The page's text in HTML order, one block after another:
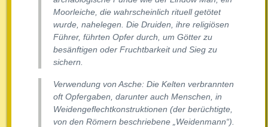
Moorleiche, die wahrscheinlich rituell getötet
wurde, nahelegen. Die Druiden, ihre religiösen
Führer, führten Opfer durch, um Götter zu
besänftigen oder Fruchtbarkeit und Sieg zu
sichern.
Verwendung von Asche: Die Kelten verbrannten
oft Opfergaben, darunter auch Menschen, in
Weidengeflechtkonstruktionen (der berüchtigte,
von den Römern beschriebene „Weidenmann“).